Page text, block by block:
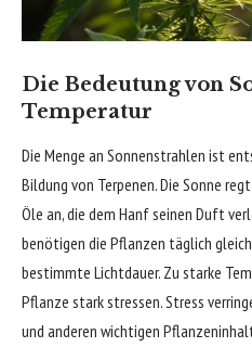
Die Bedeutung von
Temperatur
Die Menge an Sonnenstrahlen ist
Bildung von Terpenen. Die Sonne
Öle an, die dem Hanf seinen Duft
benötigen die Pflanzen täglich
bestimmte Lichtdauer. Zu starke
Pflanze stark stressen. Stress
und anderen wichtigen